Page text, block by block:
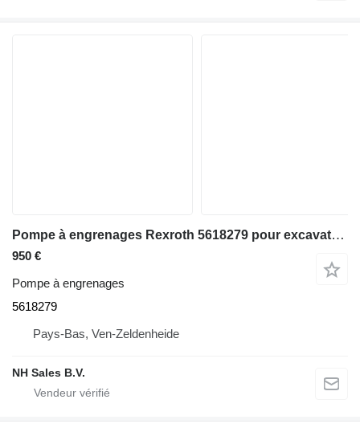
Pompe à engrenages Rexroth 5618279 pour excavateur Liebherr R964 B
950 €
Pompe à engrenages
5618279
Pays-Bas, Ven-Zeldenheide
NH Sales B.V.